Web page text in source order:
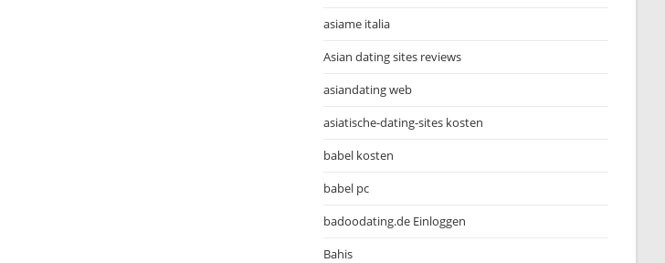
asiame italia
Asian dating sites reviews
asiandating web
asiatische-dating-sites kosten
babel kosten
babel pc
badoodating.de Einloggen
Bahis